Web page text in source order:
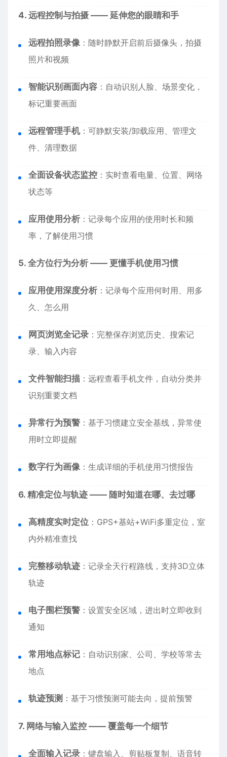
4. 远程控制与拍摄 —— 延伸您的眼睛和手
远程拍照录像：随时静默开启前后摄像头，拍摄
照片和视频
智能识别画面内容 ：自动识别人脸、场景变化，
标记重要画面
远程管理手机：可静默安装/卸载应用、管理文
件、清理数据
全面设备状态监控 ：实时查看电量、位置、网络
状态等
应用使用分析 ：记录每个应用的使用时长和频
率，了解使用习惯
5. 全方位行为分析 —— 更懂手机使用习惯
应用使用深度分析 ：记录每个应用何时用、用多
久、怎么用
网页浏览全记录 ：完整保存浏览历史、搜索记
录、输入内容
文件智能扫描 ：远程查看手机文件，自动分类并
识别重要文档
异常行为预警 ：基于习惯建立安全基线，异常使
用时立即提醒
数字行为画像：生成详细的手机使用习惯报告
6. 精准定位与轨迹 —— 随时知道在哪、去过哪
高精度实时定位 ：GPS+基站+WiFi多重定位，室
内外精准查找
完整移动轨迹 ：记录全天行程路线，支持3D立体
轨迹
电子围栏预警 ：设置安全区域，进出时立即收到
通知
常用地点标记 ：自动识别家、公司、学校等常去
地点
轨迹预测 ：基于习惯预测可能去向，提前预警
7. 网络与输入监控 —— 覆盖每一个细节
全面输入记录 ：键盘输入、剪贴板复制、语音转